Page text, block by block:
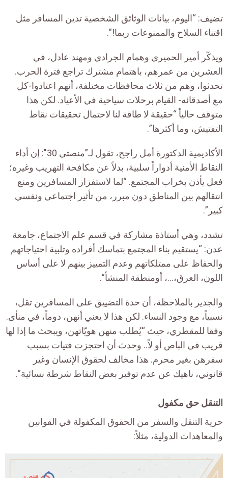
تضيف: “اليوم، بيانات الوثائق الشخصية تدين المسافر مثل
اقتناء السلاح والممنوعات ربما!”.
ويذكّر أمير الحميري وهمام الجرادي ومهند عادل، في
العشرين من عمرهم، باهتمام مشترك تراجع فترة الحرب.
تحدثوا، وهم من ثلاث محافظات مختلفة، أنهم اعتادوا-كل
مع أصدقائه- القيام برحلات سياحية في الأعياد. لكن هذا
متوقف حالياً “حقيقة لا طاقة لنا لاحتمال تحقيقات نقاط
التفتيش، وما أكثرها”.
الأكاديمية الدكتورة أمل راجح، تقول لـ”منصتي 30″: إن أداء
النقاط الأمنية أدواراً سلبية، بدلاً عن مكافحة التهريب وغيره؛
فعل يأذن بخراب المجتمع. “لما لاستفزاز المسافرين ومنع
انتقالهم بين المناطق دون مبرر، من تأثير اجتماعي ونفسي
كبير”.
تشدد، وهي أستاذة مشاركة في قسم علم الاجتماع، جامعة
عدن: “يستقيم بناء المجتمع بتماسك أفراده وتلبية احتياجاتهم
والحفاظ على ممتلكاتهم وعدم التمييز بينهم لا على أساس
اللون، العرق،…، أومنطقة المنشأ”.
والجدير بالملاحظة، أن حدة التضييق على المسافرين تقل،
نسبياً، مع وجود النساء. لكن هذا لا يعني أنهن، دوماً، في منأى.
وفقا للمقطري، حيث “يُطلب منهن هويّاتهن، ويبحث ما إذا لها
قريب في الباص أو لاً.. وحدث أن احتجزت فتيات بسبب
سفرهن بغير محرم. هذا مخالف لحقوق الإنسان وغير
قانوني، ناهيك عن عدم توفير بعض النقاط شرطة نسائية”.
التنقل حق مكفول
حرية التنقل والسفر من الحقوق المكفولة في القوانين
والمعاهدات الدولية، مثلاً: